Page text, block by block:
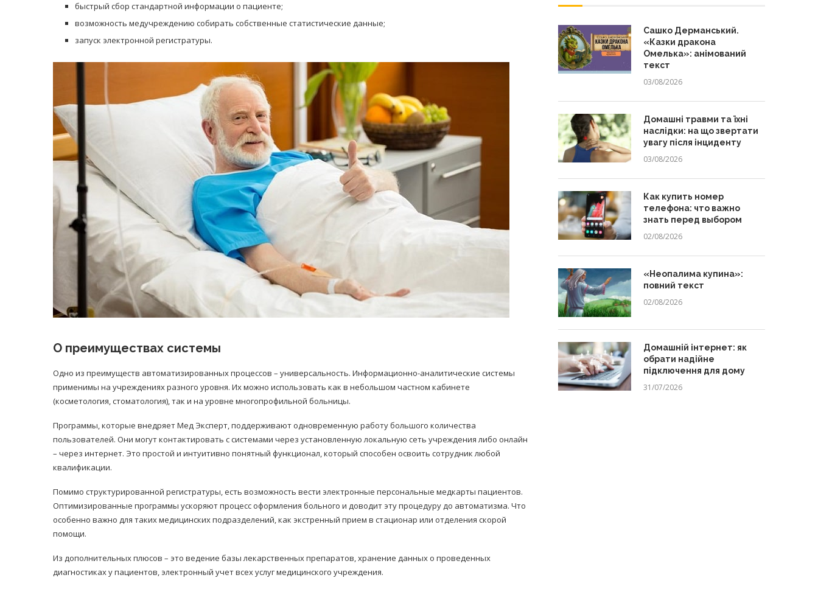
быстрый сбор стандартной информации о пациенте;
возможность медучреждению собирать собственные статистические данные;
запуск электронной регистратуры.
О преимуществах системы
Одно из преимуществ автоматизированных процессов – универсальность. Информационно-аналитические системы
применимы на учреждениях разного уровня. Их можно использовать как в небольшом частном кабинете
(косметология, стоматология), так и на уровне многопрофильной больницы.
Программы, которые внедряет Мед Эксперт, поддерживают одновременную работу большого количества
пользователей. Они могут контактировать с системами через установленную локальную сеть учреждения либо онлайн
– через интернет. Это простой и интуитивно понятный функционал, который способен освоить сотрудник любой
квалификации.
Помимо структурированной регистратуры, есть возможность вести электронные персональные медкарты пациентов.
Оптимизированные программы ускоряют процесс оформления больного и доводит эту процедуру до автоматизма. Что
особенно важно для таких медицинских подразделений, как экстренный прием в стационар или отделения скорой
помощи.
Из дополнительных плюсов – это ведение базы лекарственных препаратов, хранение данных о проведенных
диагностиках у пациентов, электронный учет всех услуг медицинского учреждения.
Сашко Дерманський.
«Казки дракона
Омелька»: анімований
текст
03/08/2026
Домашні травми та їхні
наслідки: на що звертати
увагу після інциденту
03/08/2026
Как купить номер
телефона: что важно
знать перед выбором
02/08/2026
«Неопалима купина»:
повний текст
02/08/2026
Домашній інтернет: як
обрати надійне
підключення для дому
31/07/2026